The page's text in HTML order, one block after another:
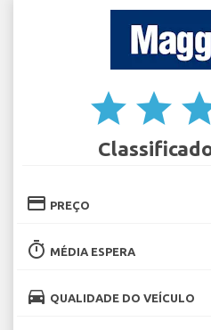
star star
credit_card PREÇO
timer MÉDIA ESPERA
directions_car QUALIDADE DO VEÍCULO